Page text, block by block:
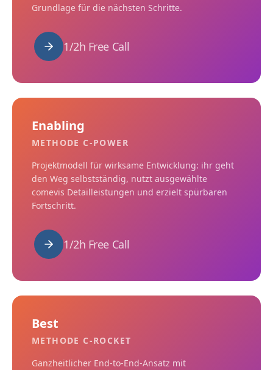
Grundlage für die nächsten Schritte.
1/2h Free Call
Enabling
METHODE C-POWER
Projektmodell für wirksame Entwicklung: ihr geht
den Weg selbstständig, nutzt ausgewählte
comevis Detailleistungen und erzielt spürbaren
Fortschritt.
1/2h Free Call
Best
METHODE C-ROCKET
Ganzheitlicher End-to-End-Ansatz mit